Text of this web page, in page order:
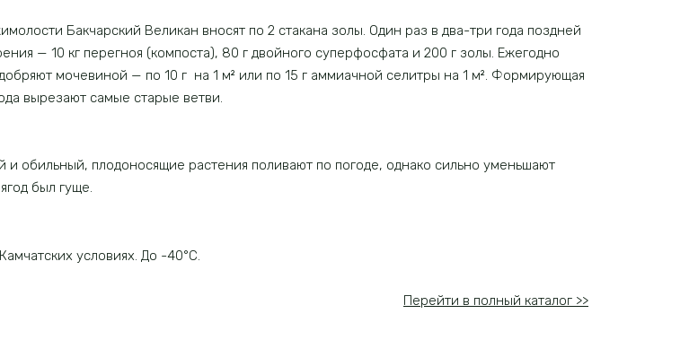
Бакчарский Великан вносят по 2 стакана золы. Один раз в два-три года поздней
— 10 кг перегноя (компоста), 80 г двойного суперфосфата и 200 г золы. Ежегодно
мочевиной — по 10 г на 1 м² или по 15 г аммиачной селитры на 1 м². Формирующая
вырезают самые старые ветви.
обильный, плодоносящие растения поливают по погоде, однако сильно уменьшают
был гуще.
условиях. До -40°C.
Перейти в полный каталог >>